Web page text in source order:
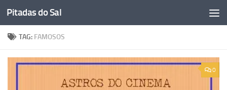
Skip to content
Pitadas do Sal
TAG: FAMOSOS
0